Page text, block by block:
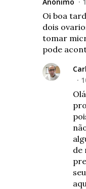
Oi boa
dois
tomar
pode
de